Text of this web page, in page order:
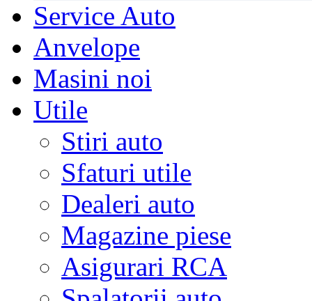
Service Auto
Anvelope
Masini noi
Utile
Stiri auto
Sfaturi utile
Dealeri auto
Magazine piese
Asigurari RCA